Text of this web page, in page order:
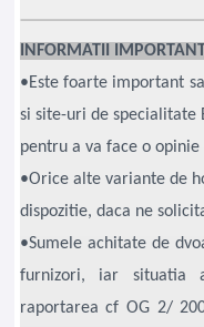
INFORMATII
•Este foarte important
si site-uri de specialitate
pentru a va face o
•Orice alte variante de
dispozitie, daca ne
•Sumele achitate de
furnizori, iar situatia
raportarea cf OG 2/